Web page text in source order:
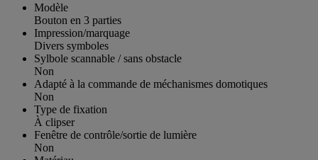
Modèle
Bouton en 3 parties
Impression/marquage
Divers symboles
Sylbole scannable / sans obstacle
Non
Adapté à la commande de méchanismes domotiques
Non
Type de fixation
À clipser
Fenêtre de contrôle/sortie de lumière
Non